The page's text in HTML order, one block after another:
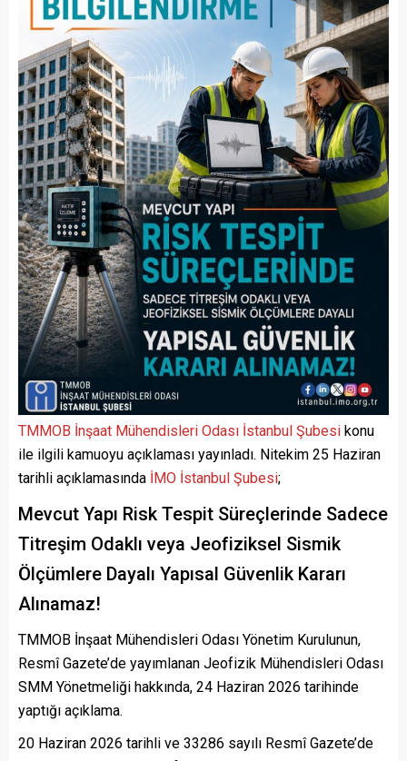
TMMOB İnşaat Mühendisleri Odası İstanbul Şubesi konu
ile ilgili kamuoyu açıklaması yayınladı. Nitekim 25 Haziran
tarihli açıklamasında İMO İstanbul Şubesi;
Mevcut Yapı Risk Tespit Süreçlerinde Sadece
Titreşim Odaklı veya Jeofiziksel Sismik
Ölçümlere Dayalı Yapısal Güvenlik Kararı
Alınamaz!
TMMOB İnşaat Mühendisleri Odası Yönetim Kurulunun,
Resmî Gazete’de yayımlanan Jeofizik Mühendisleri Odası
SMM Yönetmeliği hakkında, 24 Haziran 2026 tarihinde
yaptığı açıklama.
20 Haziran 2026 tarihli ve 33286 sayılı Resmî Gazete’de